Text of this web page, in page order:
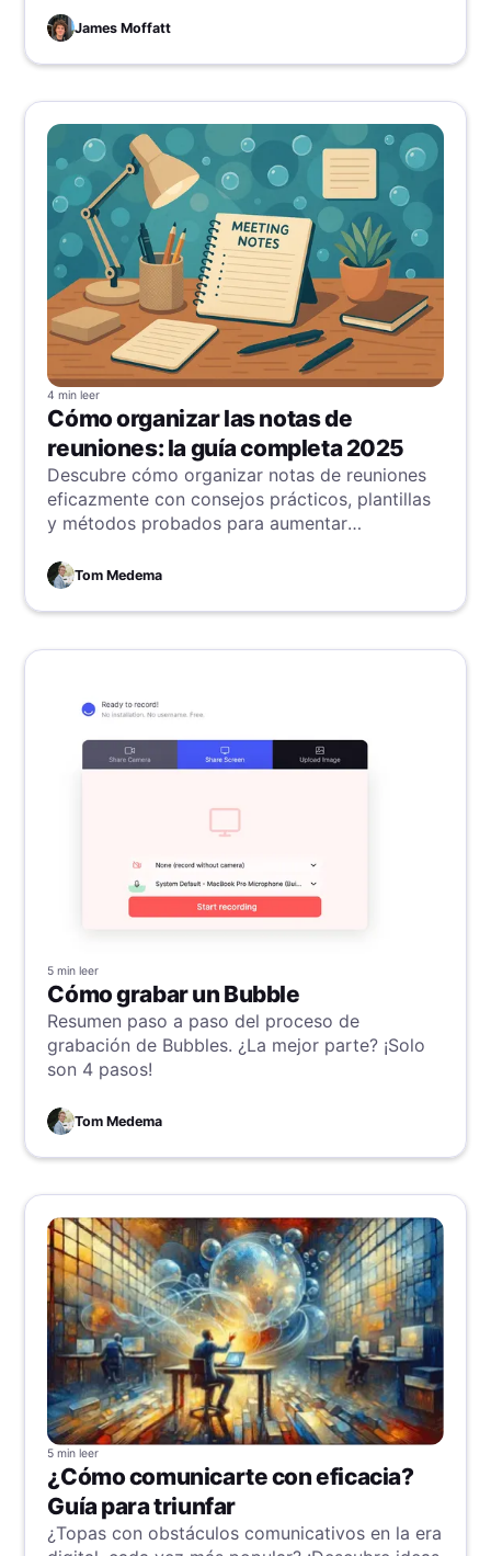
James Moffatt
4 min leer
Cómo organizar las notas de
reuniones: la guía completa 2025
Descubre cómo organizar notas de reuniones
eficazmente con consejos prácticos, plantillas
y métodos probados para aumentar
Tom Medema
5 min leer
Cómo grabar un Bubble
Resumen paso a paso del proceso de
grabación de Bubbles. ¿La mejor parte? ¡Solo
son 4 pasos!
Tom Medema
5 min leer
¿Cómo comunicarte con eficacia?
Guía para triunfar
¿Topas con obstáculos comunicativos en la era